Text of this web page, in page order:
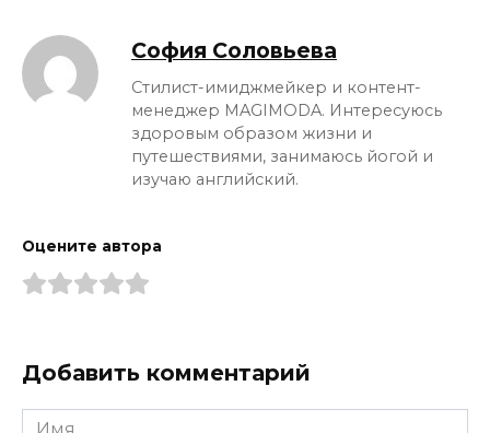
София Соловьева
Стилист-имиджмейкер и контент-
менеджер MAGIMODA. Интересуюсь
здоровым образом жизни и
путешествиями, занимаюсь йогой и
изучаю английский.
Оцените автора
Добавить комментарий
Имя